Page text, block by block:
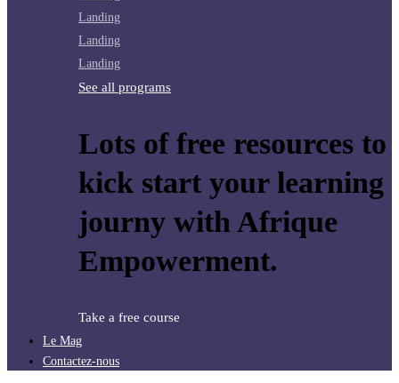
Landing
Landing
Landing
See all programs
Lots of free resources to
kick start your learning
journy with Afrique
Empowerment.
Take a free course
Le Mag
Contactez-nous